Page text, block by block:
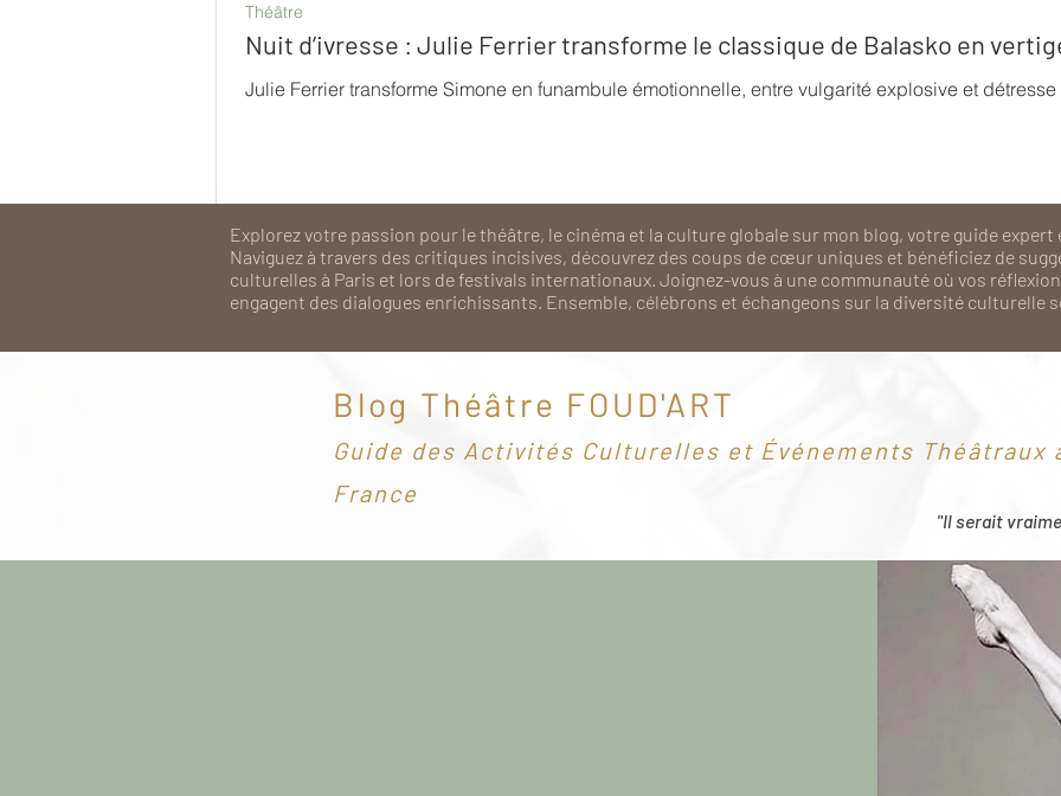
Nuit d’ivresse : Julie Ferrier transforme le classique de Balasko en
Julie Ferrier transforme Simone en funambule émotionnelle, entre vulgarité explosive et
Théâtre
Explorez votre passion pour le théâtre, le cinéma et la culture globale sur mon blog, votre guide expert
Naviguez à travers des critiques incisives, découvrez des coups de cœur uniques et bénéficiez de
culturelles à Paris et lors de festivals internationaux. Joignez-vous à une communauté où vos
engagent des dialogues enrichissants. Ensemble, célébrons et échangeons sur la diversité culturelle
Blog Théâtre FOUD'ART
Guide des Activités Culturelles et Événements Théâtraux
France
"Il serait